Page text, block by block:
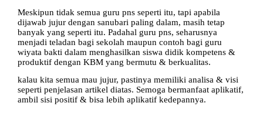
Meskipun tidak semua guru pns seperti itu, tapi apabila
dijawab jujur dengan sanubari paling dalam, masih tetap
banyak yang seperti itu. Padahal guru pns, seharusnya
menjadi teladan bagi sekolah maupun contoh bagi guru
wiyata bakti dalam menghasilkan siswa didik kompetens &
produktif dengan KBM yang bermutu & berkualitas.
kalau kita semua mau jujur, pastinya memiliki analisa & visi
seperti penjelasan artikel diatas. Semoga bermanfaat aplikatif,
ambil sisi positif & bisa lebih aplikatif kedepannya.